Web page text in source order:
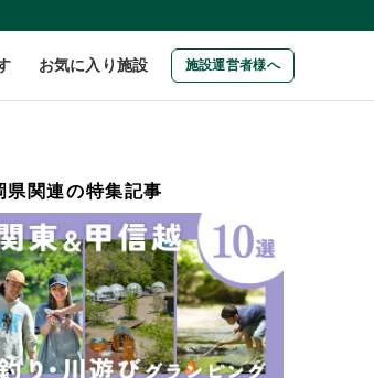
お気に入り施設 施設運営者様へ
県関連の特集記事